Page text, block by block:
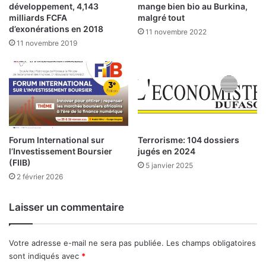
a
y
s
l
a
z
o
n
e
U
M
O
:
l
a
a
m
b
r
e
d
e
C
o
m
r
c
e
développement, 4,143
milliards FCFA
d’exonérations en 2018
11 novembre 2019
mange bien bio au Burkina,
malgré tout
11 novembre 2022
Forum International sur
l’Investissement Boursier
(FIIB)
2 février 2026
Terrorisme: 104 dossiers
jugés en 2024
5 janvier 2025
Laisser un commentaire
Votre adresse e-mail ne sera pas publiée. Les champs obligatoires
sont indiqués avec *